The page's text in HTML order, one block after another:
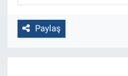
Paylaş